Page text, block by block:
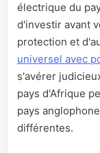
électrique du
d'investir avant
protection et
universel avec
s'avérer
pays d'Afrique
pays
différentes.